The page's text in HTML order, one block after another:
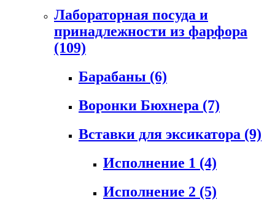
Лабораторная посуда и
принадлежности из фарфора
(109)
Барабаны (6)
Воронки Бюхнера (7)
Вставки для эксикатора (9)
Исполнение 1 (4)
Исполнение 2 (5)